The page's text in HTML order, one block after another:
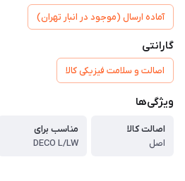
آماده ارسال (موجود در انبار تهران)
گارانتی
اصالت و سلامت فیزیکی کالا
ویژگی‌ها
اصالت کالا
اصل
مناسب برای
DECO L/LW